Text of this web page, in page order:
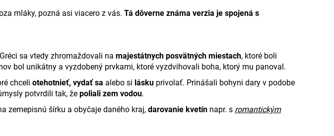
mláky, pozná asi viacero z vás. Tá dôverne známa verzia je spojená s
Gréci sa vtedy zhromaždovali na majestátnych posvätných miestach, ktoré boli
bol unikátny a vyzdobený prvkami, ktoré vyzdvihovali boha, ktorý mu panoval.
chceli otehotnieť, vydať sa alebo si lásku privolať. Prinášali bohyni dary v podobe
potvrdili tak, že poliali zem vodou.
zemepisnú šírku a obyčaje daného kraj, darovanie kvetín napr. s romantickým